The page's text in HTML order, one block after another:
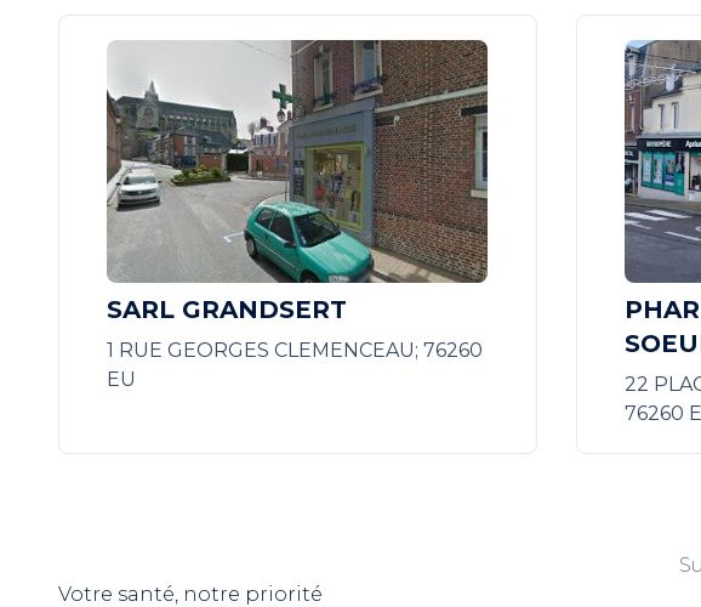
SARL GRANDSERT
1 RUE GEORGES CLEMENCEAU; 76260
EU
22
76260
Votre santé, notre priorité